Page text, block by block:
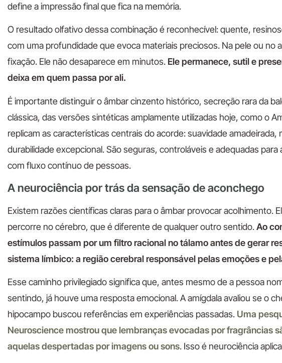
define a impressão final que fica na memória.
O resultado olfativo dessa combinação é reconhecível: quente,
com uma profundidade que evoca materiais preciosos. Na pele ou no
fixação. Ele não desaparece em minutos. Ele permanece, sutil e
deixa em quem passa por ali.
É importante distinguir o âmbar cinzento histórico, secreção rara da
clássica, das versões sintéticas amplamente utilizadas hoje, como o
replicam as características centrais do acorde: suavidade amadeirada,
durabilidade excepcional. São seguras, controláveis e adequadas
com fluxo contínuo de pessoas.
A neurociência por trás da sensação de aconchego
Existem razões científicas claras para o âmbar provocar acolhimento.
percorre no cérebro, que é diferente de qualquer outro sentido.Ao
estímulos passam por um filtro racional no tálamo antes de gerar
sistema límbico: a região cerebral responsável pelas emoções e
Esse caminho privilegiado significa que, antes mesmo de a pessoa
sentindo, já houve uma resposta emocional. A amígdala avaliou se o
hipocampo buscou referências em experiências passadas. Uma
Neuroscience mostrou que lembranças evocadas por fragrâncias
aquelas despertadas por imagens ou sons. Isso é neurociência